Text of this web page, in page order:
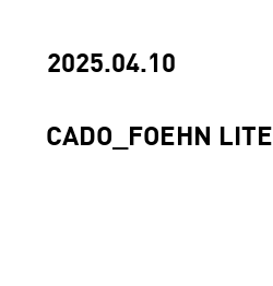
2025.04.10
CADO_FOEHN LITE